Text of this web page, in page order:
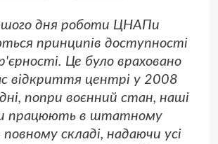
дня роботи ЦНАПи
принципів доступності
Це було враховано
відкриття центрі у 2008
попри воєнний стан, наші
працюють в штатному
складі, надаючи усі